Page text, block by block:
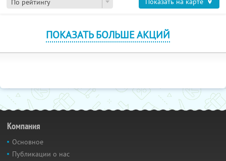
По рейтингу
ПОКАЗАТЬ БОЛЬШЕ АКЦИЙ
Компания
Основное
Публикации о нас